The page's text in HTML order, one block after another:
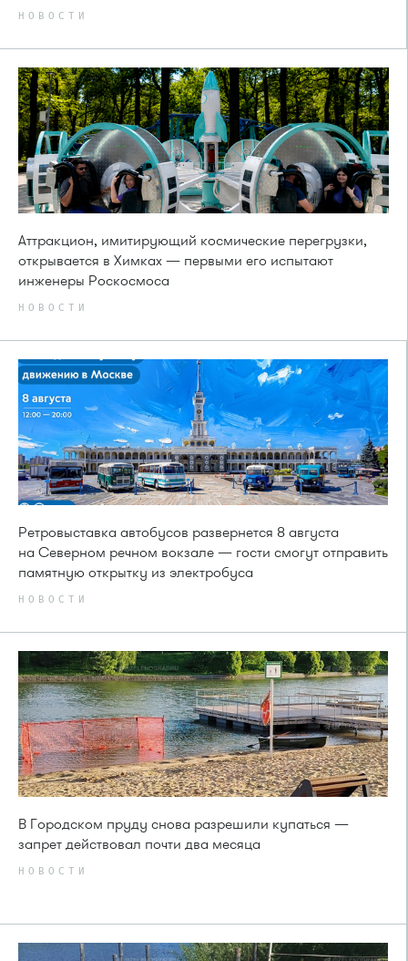
НОВОСТИ
Аттракцион, имитирующий космические перегрузки,
открывается в Химках — первыми его испытают
инженеры Роскосмоса
НОВОСТИ
Ретровыставка автобусов развернется 8 августа
на Северном речном вокзале — гости смогут отправить
памятную открытку из электробуса
НОВОСТИ
В Городском пруду снова разрешили купаться —
запрет действовал почти два месяца
НОВОСТИ